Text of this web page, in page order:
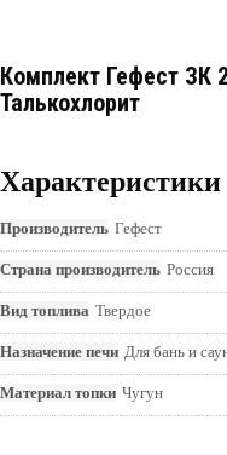
Комплект Гефест ЗК
Талькохлорит
Характеристики
Производитель Гефест
Страна производитель Россия
Вид топлива Твердое
Назначение печи Для бань и
Материал топки Чугун